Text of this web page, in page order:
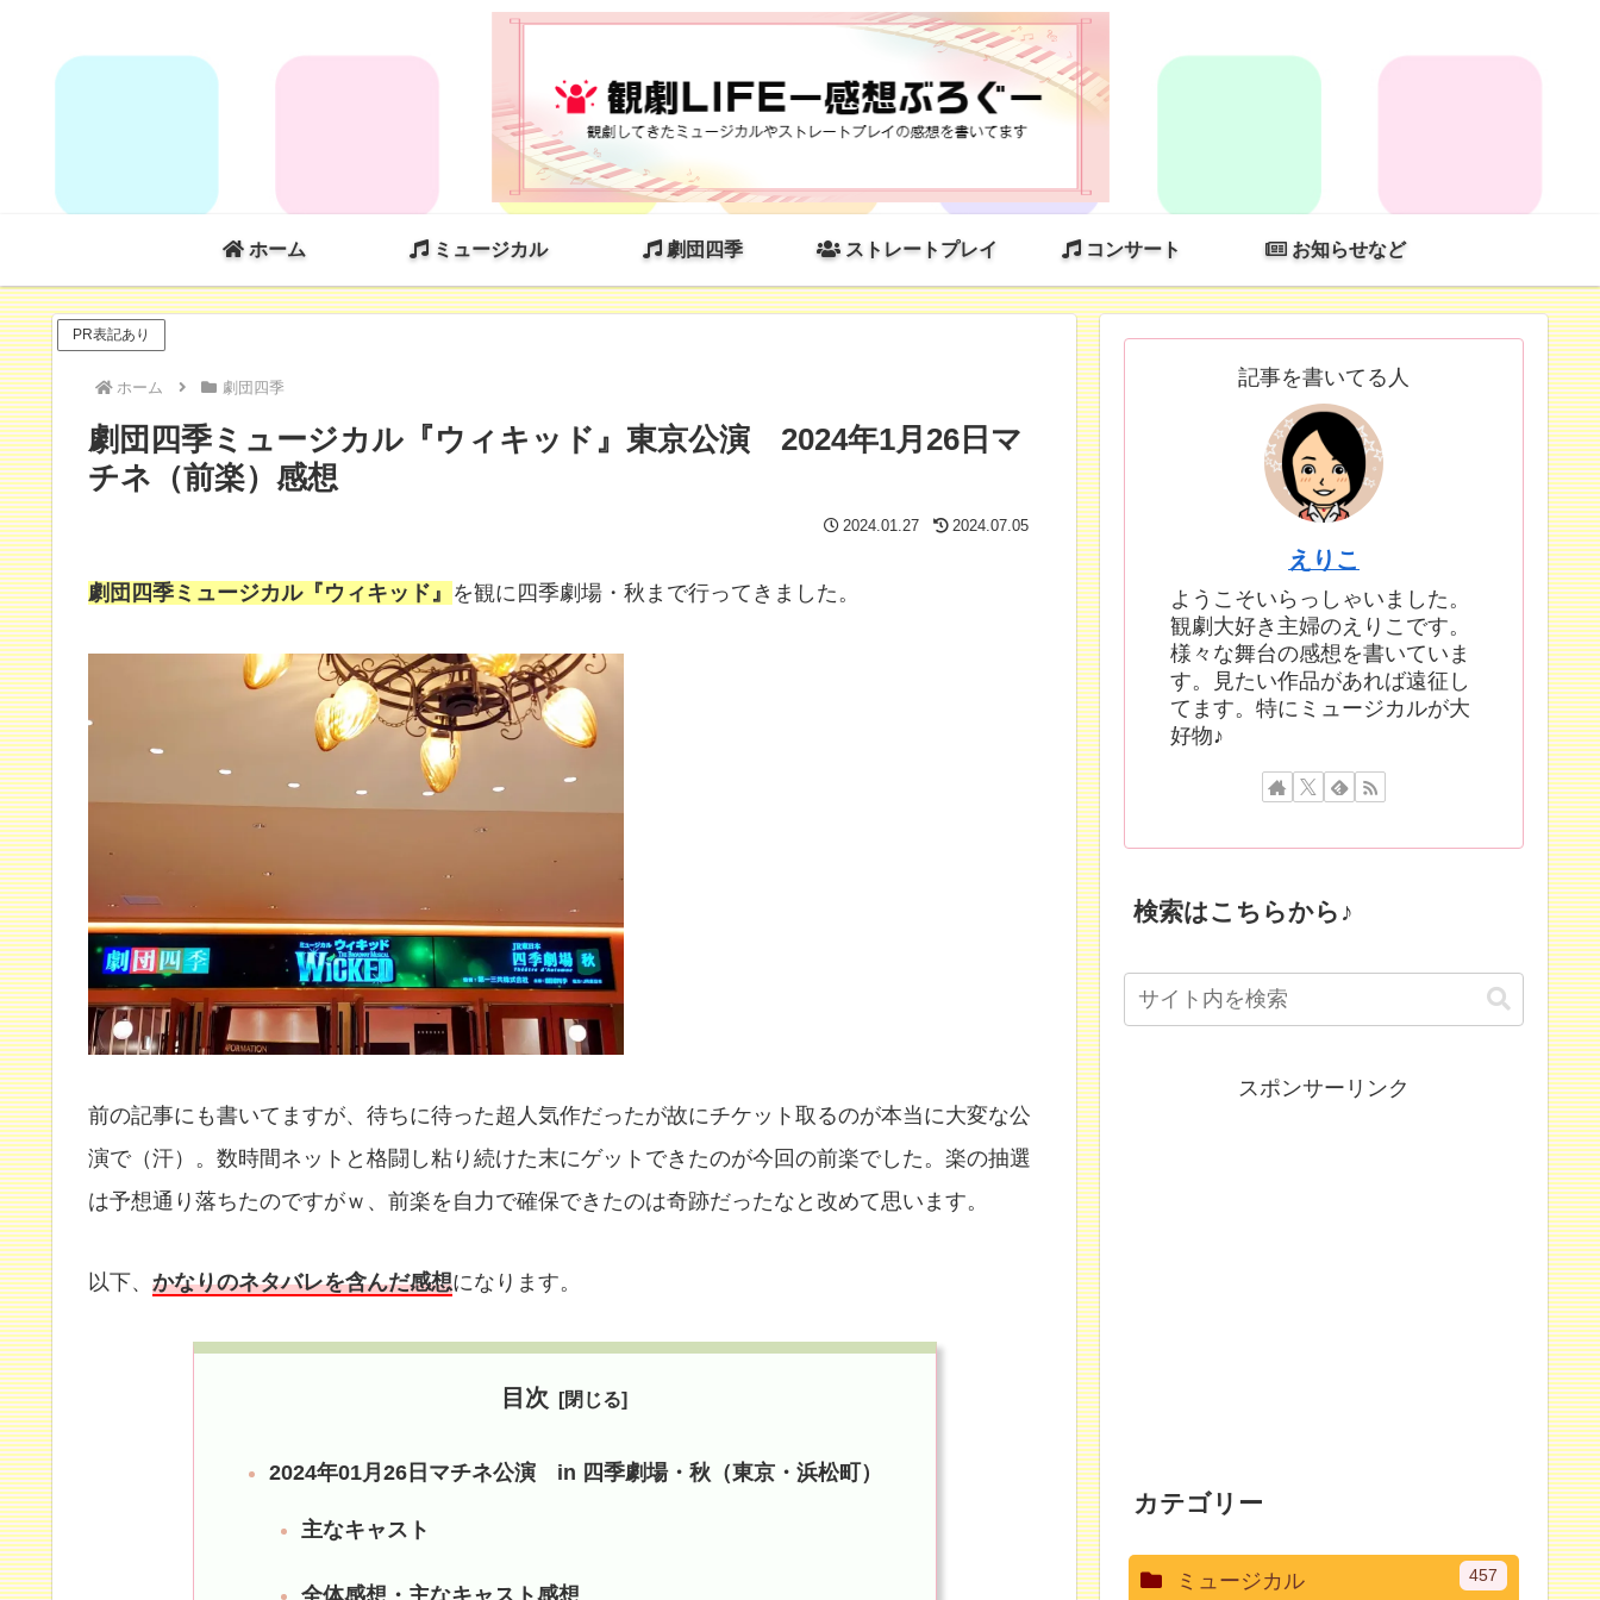
ホーム ミュージカル 劇団四季 ストレートプレイ コンサート お知らせなど
PR表記あり
ホーム 劇団四季
劇団四季ミュージカル『ウィキッド』東京公演 2024年1月26日マ
チネ（前楽）感想
2024.01.27 2024.07.05
劇団四季ミュージカル『ウィキッド』 を観に四季劇場・秋まで行ってきました。
前の記事にも書いてますが、待ちに待った超人気作だったが故にチケット取るのが本当に大変な公
演で（汗）。数時間ネットと格闘し粘り続けた末にゲットできたのが今回の前楽でした。楽の抽選
は予想通り落ちたのですがｗ、前楽を自力で確保できたのは奇跡だったなと改めて思います。
以下、 かなりのネタバレを含んだ感想になります。
目次
2024年01月26日マチネ公演 in 四季劇場・秋（東京・浜松町）
主なキャスト
記事を書いてる人
えりこ
ようこそいらっしゃいました。
観劇大好き主婦のえりこです。
様々な舞台の感想を書いていま
す。見たい作品があれば遠征し
てます。特にミュージカルが大
好物♪
検索はこちらから♪
スポンサーリンク
カテゴリー
ミュージカル 457